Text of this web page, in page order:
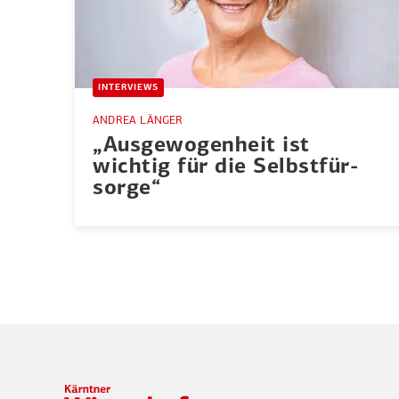
INTERVIEWS
ANDREA LÄNGER
„Ausge­wo­genheit ist
wichtig für die Selbst­für­
sorge“